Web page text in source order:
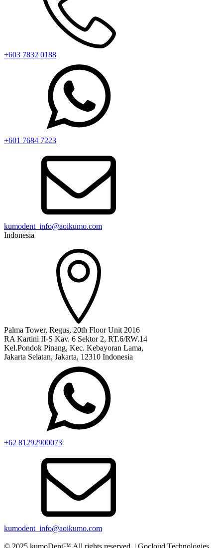
+603 7832 0188
+601 7684 7223
kumodent_info@aoikumo.com
Indonesia
Palma Tower, Regus, 20th Floor Unit 2016
RA Kartini II-S Kav. 6 Sektor 2, RT.6/RW.14
Kel.Pondok Pinang, Kec. Kebayoran Lama,
Jakarta Selatan, Jakarta, 12310 Indonesia
+62 81292900073‬
kumodent_info@aoikumo.com